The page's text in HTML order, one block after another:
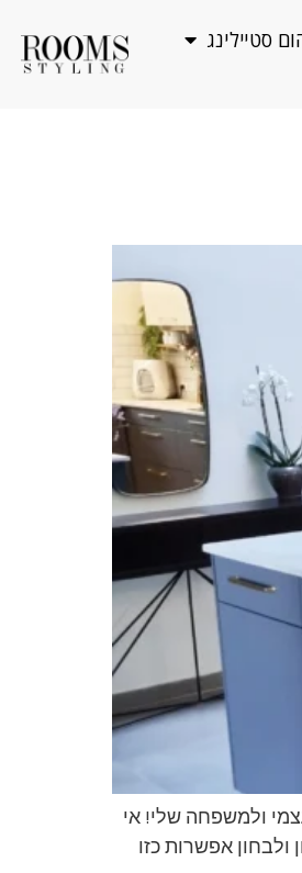
סטיילינג
ולמשפחה שלי! אי
אפשרות כזו